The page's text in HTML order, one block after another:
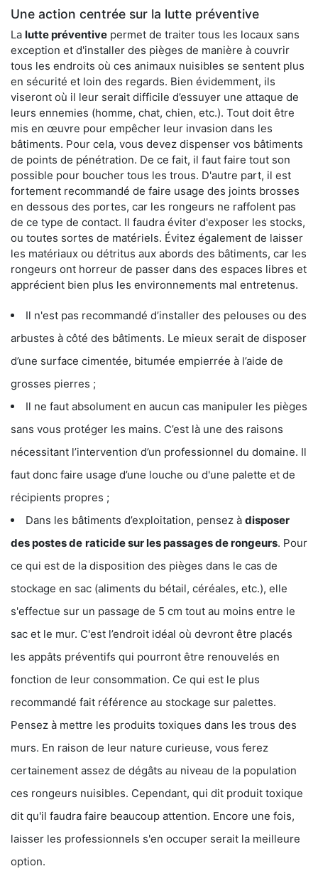
Une action centrée sur la lutte préventive
La lutte préventive permet de traiter tous les locaux sans
exception et d'installer des pièges de manière à couvrir
tous les endroits où ces animaux nuisibles se sentent plus
en sécurité et loin des regards. Bien évidemment, ils
viseront où il leur serait difficile d’essuyer une attaque de
leurs ennemies (homme, chat, chien, etc.). Tout doit être
mis en œuvre pour empêcher leur invasion dans les
bâtiments. Pour cela, vous devez dispenser vos bâtiments
de points de pénétration. De ce fait, il faut faire tout son
possible pour boucher tous les trous. D'autre part, il est
fortement recommandé de faire usage des joints brosses
en dessous des portes, car les rongeurs ne raffolent pas
de ce type de contact. Il faudra éviter d'exposer les stocks,
ou toutes sortes de matériels. Évitez également de laisser
les matériaux ou détritus aux abords des bâtiments, car les
rongeurs ont horreur de passer dans des espaces libres et
apprécient bien plus les environnements mal entretenus.
Il n'est pas recommandé d’installer des pelouses ou des
arbustes à côté des bâtiments. Le mieux serait de disposer
d’une surface cimentée, bitumée empierrée à l’aide de
grosses pierres ;
Il ne faut absolument en aucun cas manipuler les pièges
sans vous protéger les mains. C’est là une des raisons
nécessitant l’intervention d’un professionnel du domaine. Il
faut donc faire usage d’une louche ou d'une palette et de
récipients propres ;
Dans les bâtiments d’exploitation, pensez à disposer
des postes de raticide sur les passages de rongeurs. Pour
ce qui est de la disposition des pièges dans le cas de
stockage en sac (aliments du bétail, céréales, etc.), elle
s'effectue sur un passage de 5 cm tout au moins entre le
sac et le mur. C'est l’endroit idéal où devront être placés
les appâts préventifs qui pourront être renouvelés en
fonction de leur consommation. Ce qui est le plus
recommandé fait référence au stockage sur palettes.
Pensez à mettre les produits toxiques dans les trous des
murs. En raison de leur nature curieuse, vous ferez
certainement assez de dégâts au niveau de la population
ces rongeurs nuisibles. Cependant, qui dit produit toxique
dit qu'il faudra faire beaucoup attention. Encore une fois,
laisser les professionnels s'en occuper serait la meilleure
option.